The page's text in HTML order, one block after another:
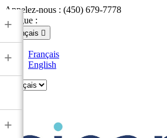
Appelez-nous : (450) 679-7778
Langue :
Français 
Français
English
+
+
+